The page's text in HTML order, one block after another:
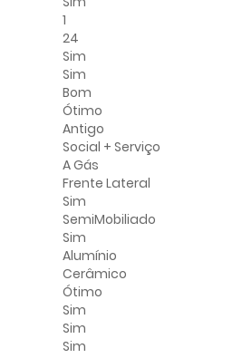
1
24
Sim
Sim
Bom
Ótimo
Antigo
Social + Serviço
A Gás
Frente Lateral
Sim
SemiMobiliado
Sim
Alumínio
Cerâmico
Ótimo
Sim
Sim
Sim